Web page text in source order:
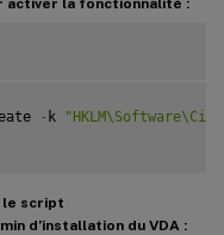
- k
le script
d’installation du VDA :